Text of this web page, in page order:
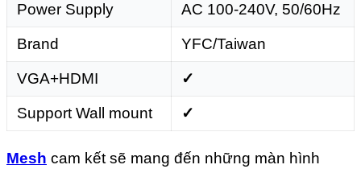
Power Supply AC 100-240V, 50/60Hz
Brand YFC/Taiwan
VGA+HDMI ✓
Support Wall mount ✓
Mesh cam kết sẽ mang đến những màn hình